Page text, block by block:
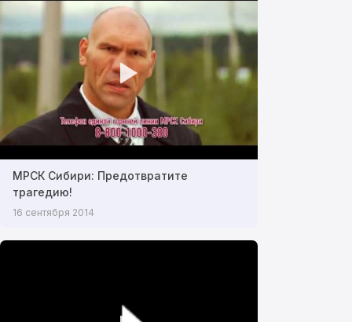
МРСК Сибири: Предотвратите
трагедию!
16 сентября 2014